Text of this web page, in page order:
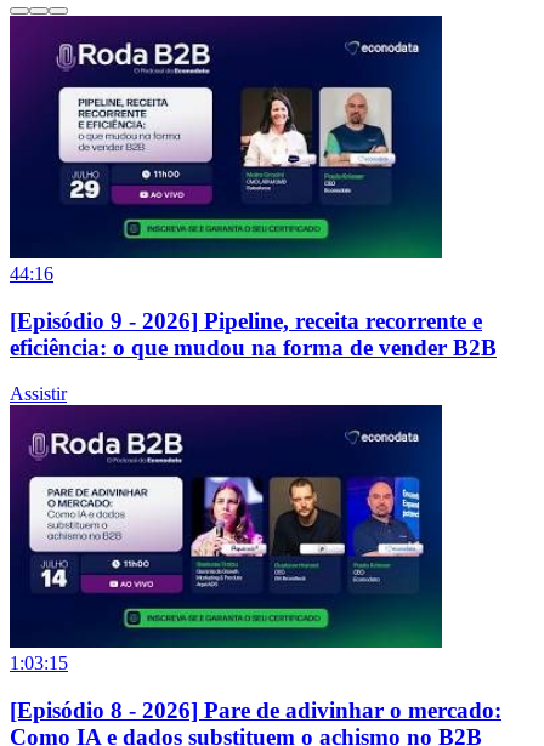
44:16
[Episódio 9 - 2026] Pipeline, receita recorrente e
eficiência: o que mudou na forma de vender B2B
Assistir
1:03:15
[Episódio 8 - 2026] Pare de adivinhar o mercado:
Como IA e dados substituem o achismo no B2B